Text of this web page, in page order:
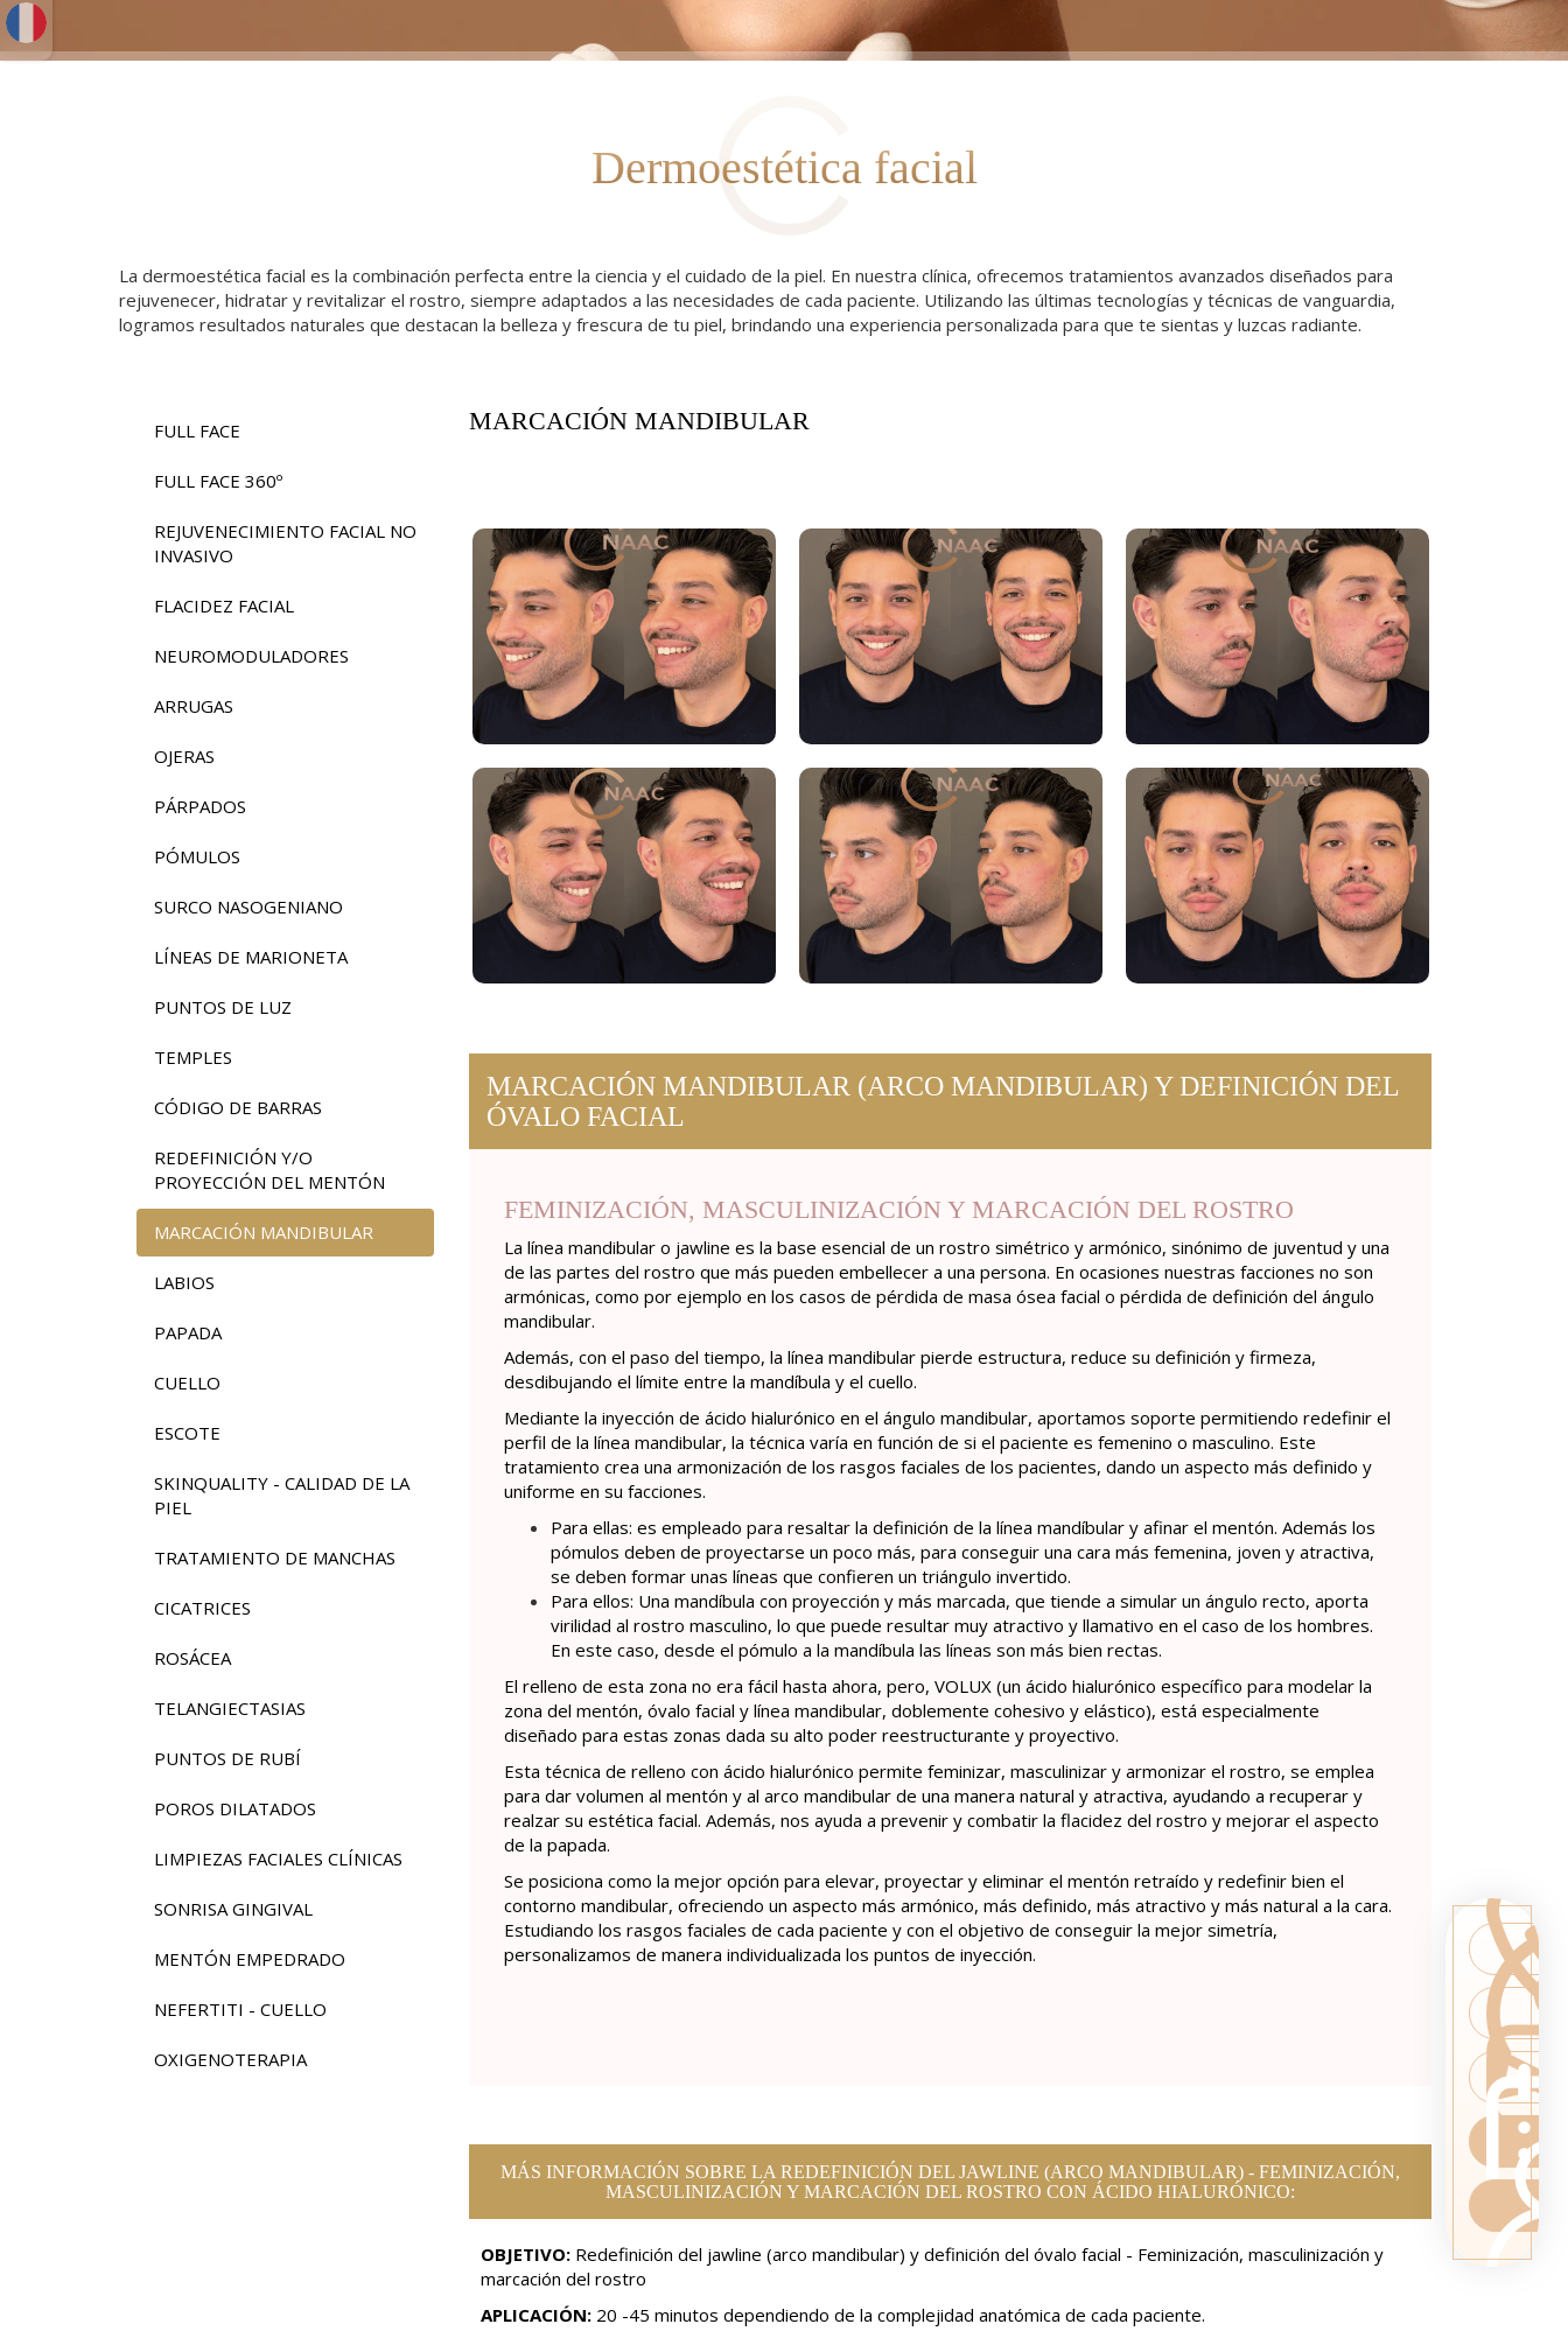
Dermoestética facial
La dermoestética facial es la combinación perfecta entre la ciencia y el cuidado de la piel. En nuestra clínica, ofrecemos tratamientos avanzados diseñados para
rejuvenecer, hidratar y revitalizar el rostro, siempre adaptados a las necesidades de cada paciente. Utilizando las últimas tecnologías y técnicas de vanguardia,
logramos resultados naturales que destacan la belleza y frescura de tu piel, brindando una experiencia personalizada para que te sientas y luzcas radiante.
FULL FACE
FULL FACE 360º
REJUVENECIMIENTO FACIAL NO
INVASIVO
FLACIDEZ FACIAL
NEUROMODULADORES
ARRUGAS
OJERAS
PÁRPADOS
PÓMULOS
SURCO NASOGENIANO
LÍNEAS DE MARIONETA
PUNTOS DE LUZ
TEMPLES
CÓDIGO DE BARRAS
REDEFINICIÓN Y/O
PROYECCIÓN DEL MENTÓN
MARCACIÓN MANDIBULAR
LABIOS
PAPADA
CUELLO
ESCOTE
SKINQUALITY - CALIDAD DE LA
PIEL
TRATAMIENTO DE MANCHAS
CICATRICES
ROSÁCEA
TELANGIECTASIAS
PUNTOS DE RUBÍ
POROS DILATADOS
LIMPIEZAS FACIALES CLÍNICAS
SONRISA GINGIVAL
MENTÓN EMPEDRADO
NEFERTITI - CUELLO
OXIGENOTERAPIA
MARCACIÓN MANDIBULAR
MARCACIÓN MANDIBULAR (ARCO MANDIBULAR) Y DEFINICIÓN DEL
ÓVALO FACIAL
FEMINIZACIÓN, MASCULINIZACIÓN Y MARCACIÓN DEL ROSTRO
La línea mandibular o jawline es la base esencial de un rostro simétrico y armónico, sinónimo de juventud y una
de las partes del rostro que más pueden embellecer a una persona. En ocasiones nuestras facciones no son
armónicas, como por ejemplo en los casos de pérdida de masa ósea facial o pérdida de definición del ángulo
mandibular.
Además, con el paso del tiempo, la línea mandibular pierde estructura, reduce su definición y firmeza,
desdibujando el límite entre la mandíbula y el cuello.
Mediante la inyección de ácido hialurónico en el ángulo mandibular, aportamos soporte permitiendo redefinir el
perfil de la línea mandibular, la técnica varía en función de si el paciente es femenino o masculino. Este
tratamiento crea una armonización de los rasgos faciales de los pacientes, dando un aspecto más definido y
uniforme en su facciones.
Para ellas: es empleado para resaltar la definición de la línea mandíbular y afinar el mentón. Además los
pómulos deben de proyectarse un poco más, para conseguir una cara más femenina, joven y atractiva,
se deben formar unas líneas que confieren un triángulo invertido.
Para ellos: Una mandíbula con proyección y más marcada, que tiende a simular un ángulo recto, aporta
virilidad al rostro masculino, lo que puede resultar muy atractivo y llamativo en el caso de los hombres.
En este caso, desde el pómulo a la mandíbula las líneas son más bien rectas.
El relleno de esta zona no era fácil hasta ahora, pero, VOLUX (un ácido hialurónico específico para modelar la
zona del mentón, óvalo facial y línea mandibular, doblemente cohesivo y elástico), está especialmente
diseñado para estas zonas dada su alto poder reestructurante y proyectivo.
Esta técnica de relleno con ácido hialurónico permite feminizar, masculinizar y armonizar el rostro, se emplea
para dar volumen al mentón y al arco mandibular de una manera natural y atractiva, ayudando a recuperar y
realzar su estética facial. Además, nos ayuda a prevenir y combatir la flacidez del rostro y mejorar el aspecto
de la papada.
Se posiciona como la mejor opción para elevar, proyectar y eliminar el mentón retraído y redefinir bien el
contorno mandibular, ofreciendo un aspecto más armónico, más definido, más atractivo y más natural a la cara.
Estudiando los rasgos faciales de cada paciente y con el objetivo de conseguir la mejor simetría,
personalizamos de manera individualizada los puntos de inyección.
MÁS INFORMACIÓN SOBRE LA REDEFINICIÓN DEL JAWLINE (ARCO MANDIBULAR) - FEMINIZACIÓN,
MASCULINIZACIÓN Y MARCACIÓN DEL ROSTRO CON ÁCIDO HIALURÓNICO:
OBJETIVO: Redefinición del jawline (arco mandibular) y definición del óvalo facial - Feminización, masculinización y
marcación del rostro
APLICACIÓN: 20 -45 minutos dependiendo de la complejidad anatómica de cada paciente.